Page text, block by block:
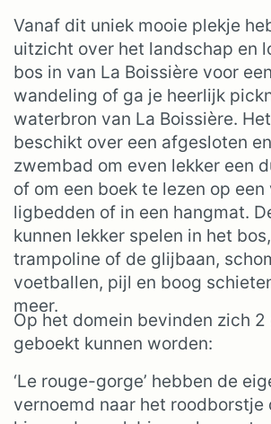
Vanaf dit uniek mooie plekje
uitzicht over het landschap en
bos in van La Boissière voor
wandeling of ga je heerlijk
waterbron van La Boissière.
beschikt over een afgesloten
zwembad om even lekker een
of om een boek te lezen op een
ligbedden of in een hangmat.
kunnen lekker spelen in het
trampoline of de glijbaan,
voetballen, pijl en boog
meer.
Op het domein bevinden zich
geboekt kunnen worden:
‘Le rouge-gorge’ hebben de
vernoemd naar het roodborstje